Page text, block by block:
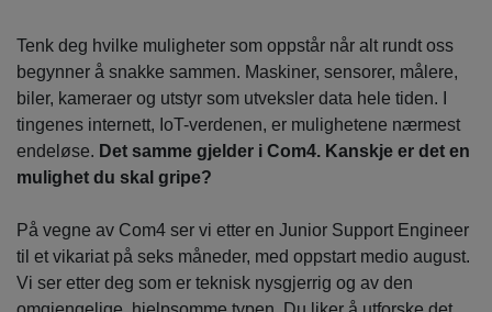
Tenk deg hvilke muligheter som oppstår når alt rundt oss
begynner å snakke sammen. Maskiner, sensorer, målere,
biler, kameraer og utstyr som utveksler data hele tiden. I
tingenes internett, IoT-verdenen, er mulighetene nærmest
endeløse. Det samme gjelder i Com4. Kanskje er det en
mulighet du skal gripe?
På vegne av Com4 ser vi etter en Junior Support Engineer
til et vikariat på seks måneder, med oppstart medio august.
Vi ser etter deg som er teknisk nysgjerrig og av den